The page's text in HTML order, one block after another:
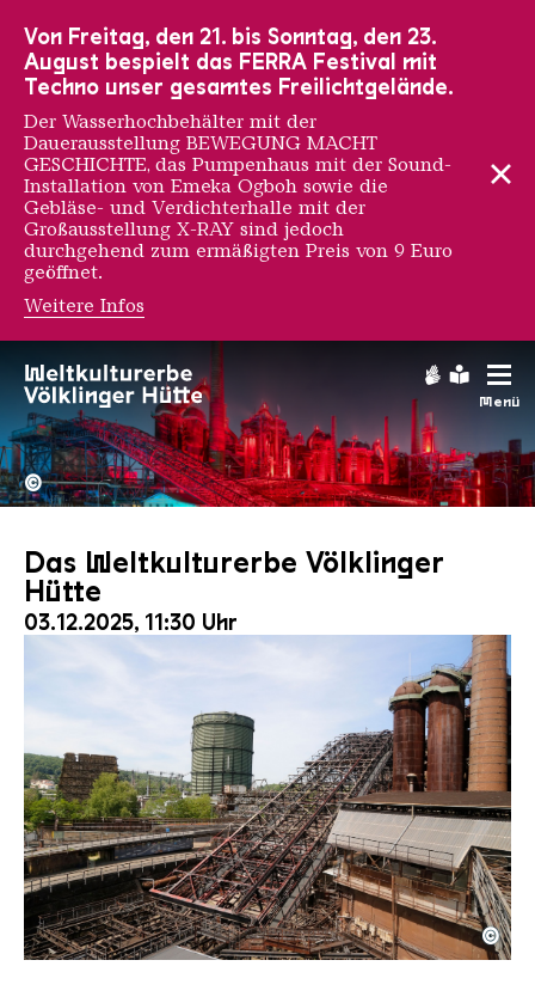
Menü
Hochofengruppe in Rot
Copyright:
©
Das Weltkulturerbe Völklinger
Hütte
03.12.2025, 11:30 Uhr
Der Erzschrägaufzug der Völklinger Hütte mit
Copyright: Weltkulturerbe Völklinger Hütte | Karl
©
Von Freitag, den 21. bis Sonntag, den 23.
August bespielt das FERRA Festival mit
Techno unser gesamtes Freilichtgelände.
Der Wasserhochbehälter mit der
Dauerausstellung BEWEGUNG MACHT
GESCHICHTE, das Pumpenhaus mit der Sound-
Installation von Emeka Ogboh sowie die
Gebläse- und Verdichterhalle mit der
Großausstellung X-RAY sind jedoch
durchgehend zum ermäßigten Preis von 9 Euro
geöffnet.
Weitere Infos